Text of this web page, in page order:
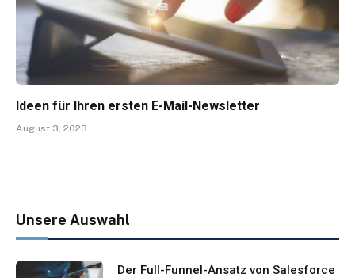
Ideen für Ihren ersten E-Mail-Newsletter
August 3, 2023
Unsere Auswahl
Der Full-Funnel-Ansatz von Salesforce